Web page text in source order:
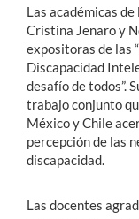
Las académicas
Cristina Jenaro y
expositoras de las
Discapacidad
desafío de todos”.
trabajo conjunto
México y Chile
percepción de las
discapacidad.
Las docentes